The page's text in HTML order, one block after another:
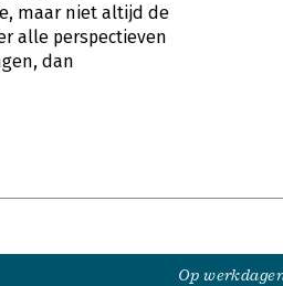
maar niet altijd de
alle perspectieven
dan
Op